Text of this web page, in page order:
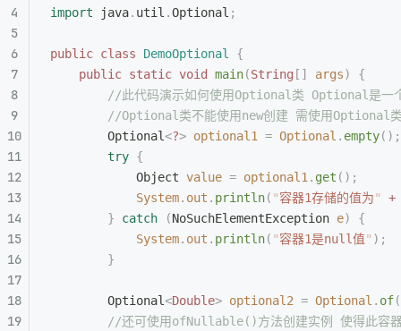
import java. util .Optional ;
public class DemoOptional
{
    public
static void main(String [] args)
{
//此代码演示如何使用Optional类 Optional是一
//Optional类不能使用new创建 需使用Optional类
        Optional
<?> optional1 = Optional . empty();
        try
{
            Object
value = optional1 . get ();
            System
. out . println( "容器1存储的值为" +
        }
catch (NoSuchElementException e)
{
            System
. out . println( "容器1是null值" );
        }
        Optional
<Double> optional2 = Optional . of(
//还可使用ofNullable()方法创建实例 使得此容